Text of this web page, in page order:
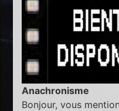
Anachronisme
Bonjour, vous